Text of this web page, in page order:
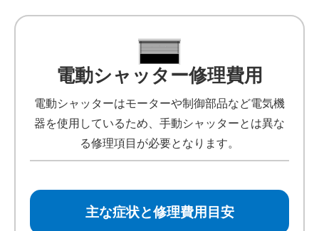
電動シャッター修理費用
電動シャッターはモーターや制御部品など電気機
器を使用しているため、手動シャッターとは異な
る修理項目が必要となります。
主な症状と修理費用目安